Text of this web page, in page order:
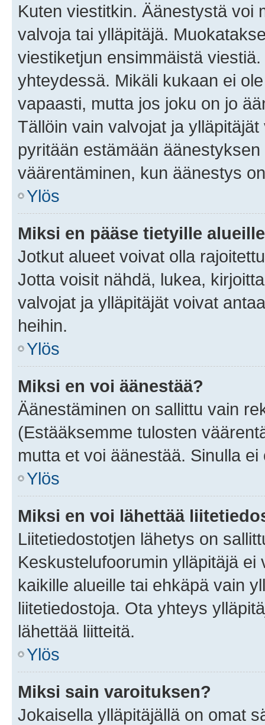
Kuten viestitkin. Äänestystä voi
valvoja tai ylläpitäjä.
viestiketjun ensimmäistä
yhteydessä. Mikäli kukaan ei
vapaasti, mutta jos joku on jo
Tällöin vain valvojat ja
pyritään estämään
väärentäminen, kun äänestys
Ylös
Miksi en pääse tietyille
Jotkut alueet voivat olla
Jotta voisit nähdä, lukea,
valvojat ja ylläpitäjät voivat
heihin.
Ylös
Miksi en voi äänestää?
Äänestäminen on sallittu vain
(Estääksemme tulosten
mutta et voi äänestää. Sinulla
Ylös
Miksi en voi lähettää
Liitetiedostotjen lähetys on
Keskustelufoorumin ylläpitäjä
kaikille alueille tai ehkäpä vain
liitetiedostoja. Ota yhteys
lähettää liitteitä.
Ylös
Miksi sain varoituksen?
Jokaisella ylläpitäjällä on omat